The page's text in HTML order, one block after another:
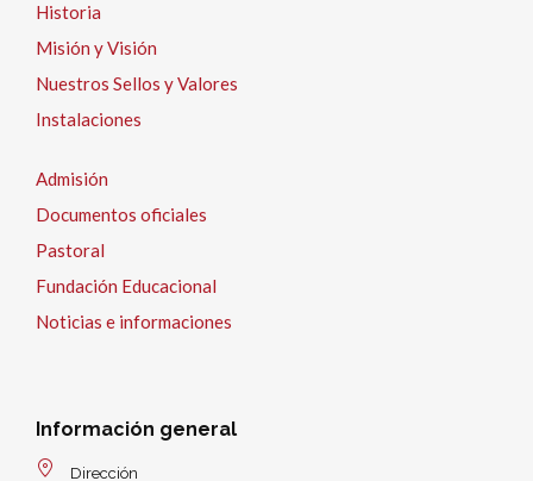
Historia
Misión y Visión
Nuestros Sellos y Valores
Instalaciones
Admisión
Documentos oficiales
Pastoral
Fundación Educacional
Noticias e informaciones
Información general
Dirección